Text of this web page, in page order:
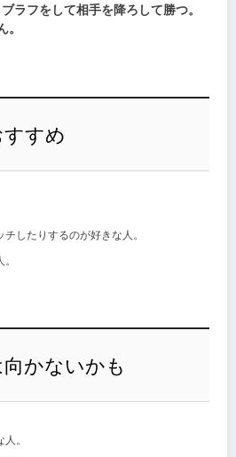
ラフをして相手を降ろして勝つ。
すめ
したりするのが好きな人。
かないかも
。